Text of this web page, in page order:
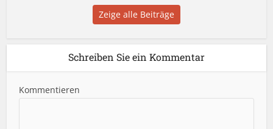
Zeige alle Beiträge
Schreiben Sie ein Kommentar
Kommentieren